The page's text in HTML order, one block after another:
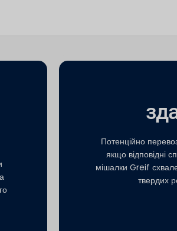
Потенційно
якщо відповідні
мішалки Greif
твердих